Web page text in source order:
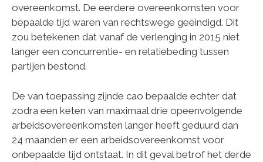
overeenkomst. De eerdere overeenkomsten voor
bepaalde tijd waren van rechtswege geëindigd. Dit
zou betekenen dat vanaf de verlenging in 2015 niet
langer een concurrentie- en relatiebeding tussen
partijen bestond.
De van toepassing zijnde cao bepaalde echter dat
zodra een keten van maximaal drie opeenvolgende
arbeidsovereenkomsten langer heeft geduurd dan
24 maanden er een arbeidsovereenkomst voor
onbepaalde tijd ontstaat. In dit geval betrof het derde